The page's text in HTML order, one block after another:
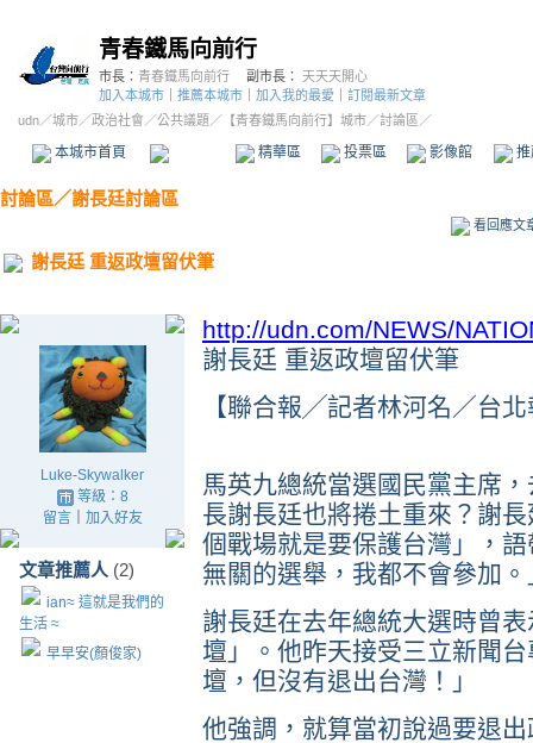
青春鐵馬向前行
市長： 青春鐵馬向前行 副市長： 天天天開心
加入本城市
推薦本城市 加入我的最愛
訂閱最新文章
udn／城市／政治社會 ／公共議題 ／ 【青春鐵馬向前行】城市／討論區／
本城市首頁 精華區 投票區 影像館
討論區／謝長廷討論區
看回應文
謝長廷 重返政壇留伏筆
Luke-Skywalker
等級：8
留言｜ 加入好友
文章推薦人 (2)
ian≈ 這就是我們的
生活 ≈
早早安(顏俊家)
http://udn.com/NEWS/
謝長廷 重返政壇留伏筆
【聯合報╱記者林河名／台
馬英九總統當選國民黨主席
長謝長廷也將捲土重來？謝
個戰場就是要保護台灣」，
無關的選舉，我都不會參加。
謝長廷在去年總統大選時曾
壇」。他昨天接受三立新聞
壇，但沒有退出台灣！」
他強調，就算當初說過要退